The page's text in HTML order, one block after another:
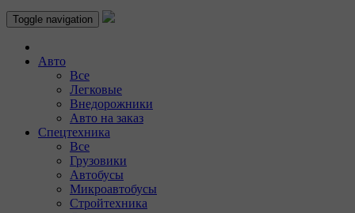
Toggle navigation
Авто
Все
Легковые
Внедорожники
Авто на заказ
Спецтехника
Все
Грузовики
Автобусы
Микроавтобусы
Стройтехника